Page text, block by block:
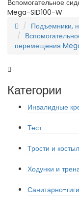
Вспомогательное
Mega-SID100-W
Подъемники,
перемещения
Категории
Инвалидные
Тест
Трости и
Ходунки и
Санитарно-